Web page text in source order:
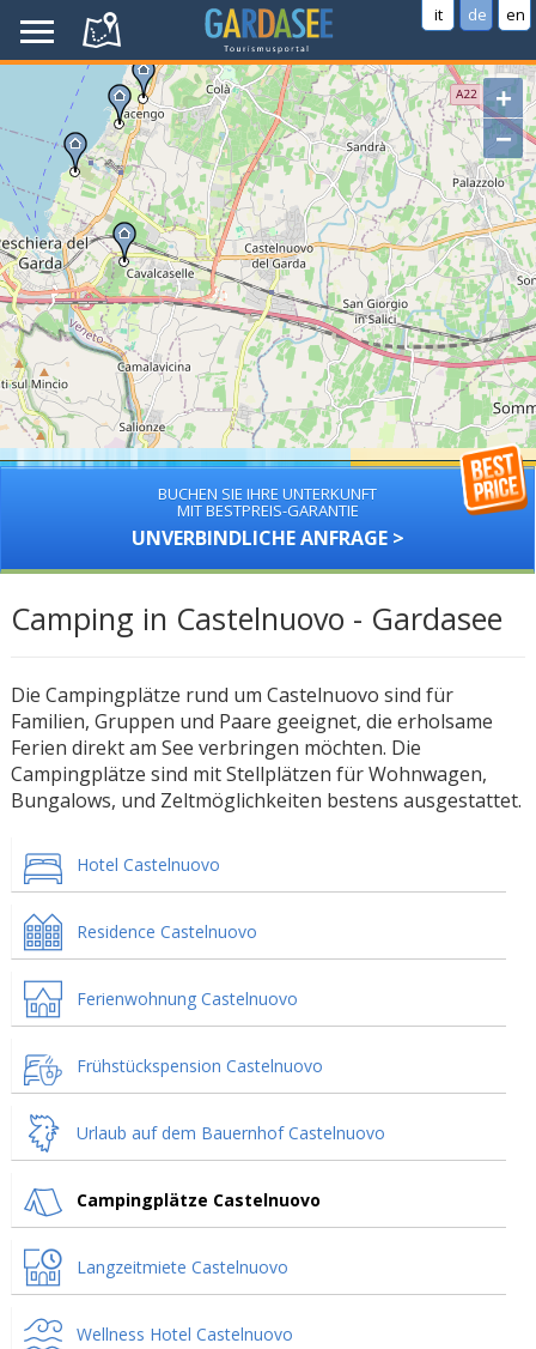
it de en
+
−
BUCHEN SIE IHRE UNTERKUNFT
MIT BESTPREIS-GARANTIE
UNVERBINDLICHE ANFRAGE >
Camping in Castelnuovo - Gardasee
Die Campingplätze rund um Castelnuovo sind für
Familien, Gruppen und Paare geeignet, die erholsame
Ferien direkt am See verbringen möchten. Die
Campingplätze sind mit Stellplätzen für Wohnwagen,
Bungalows, und Zeltmöglichkeiten bestens ausgestattet.
Hotel Castelnuovo
Residence Castelnuovo
Ferienwohnung Castelnuovo
Frühstückspension Castelnuovo
Urlaub auf dem Bauernhof Castelnuovo
Campingplätze Castelnuovo
Langzeitmiete Castelnuovo
Wellness Hotel Castelnuovo